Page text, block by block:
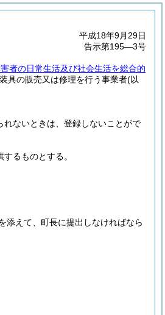
平成18年9月29日
告示第195―3号
者の日常生活及び社会生活を総合的
具の販売又は修理を行う事業者(以
れないときは、登録しないことがで
るものとする。
添えて、町長に提出しなければなら